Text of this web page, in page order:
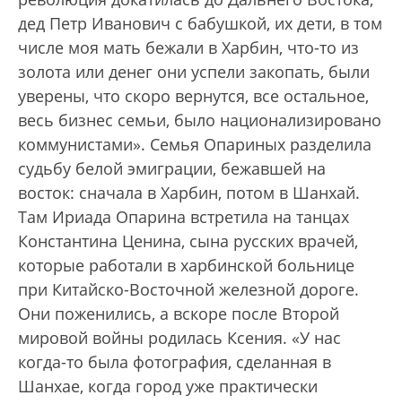
дед Петр Иванович с бабушкой, их дети, в том
числе моя мать бежали в Харбин, что-то из
золота или денег они успели закопать, были
уверены, что скоро вернутся, все остальное,
весь бизнес семьи, было национализировано
коммунистами». Семья Опариных разделила
судьбу белой эмиграции, бежавшей на
восток: сначала в Харбин, потом в Шанхай.
Там Ириада Опарина встретила на танцах
Константина Ценина, сына русских врачей,
которые работали в харбинской больнице
при Китайско-Восточной железной дороге.
Они поженились, а вскоре после Второй
мировой войны родилась Ксения. «У нас
когда-то была фотография, сделанная в
Шанхае, когда город уже практически